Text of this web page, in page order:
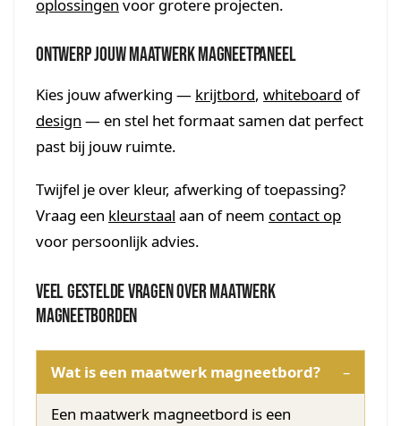
oplossingen voor grotere projecten.
Ontwerp jouw maatwerk magneetpaneel
Kies jouw afwerking — krijtbord, whiteboard of
design — en stel het formaat samen dat perfect
past bij jouw ruimte.
Twijfel je over kleur, afwerking of toepassing?
Vraag een kleurstaal aan of neem contact op
voor persoonlijk advies.
Veel gestelde vragen over maatwerk
magneetborden
Wat is een maatwerk magneetbord?
Een maatwerk magneetbord is een